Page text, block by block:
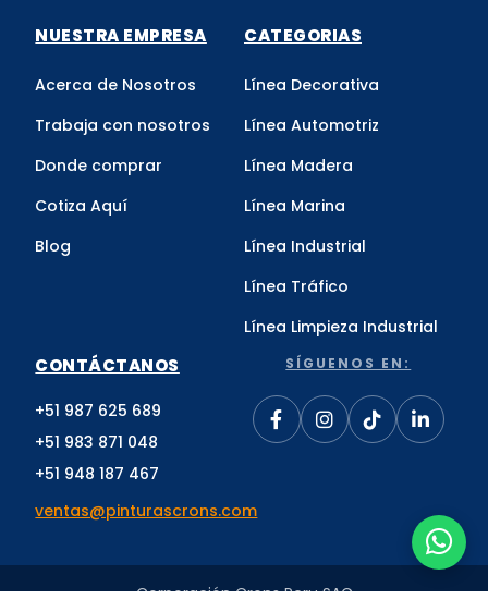
NUESTRA EMPRESA
Acerca de Nosotros
Trabaja con nosotros
Donde comprar
Cotiza Aquí
Blog
CATEGORIAS
Línea Decorativa
Línea Automotriz
Línea Madera
Línea Marina
Línea Industrial
Línea Tráfico
Línea Limpieza Industrial
CONTÁCTANOS
+51 987 625 689
+51 983 871 048
+51 948 187 467
ventas@pinturascrons.com
SÍGUENOS EN:
Corporación Crons Peru SAC